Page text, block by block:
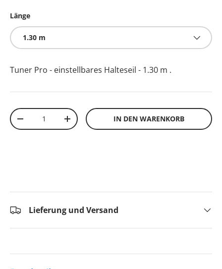
Länge
1.30 m
Tuner Pro - einstellbares Halteseil - 1.30 m .
Anzahl
-
+ IN DEN WARENKORB
Lieferung und Versand